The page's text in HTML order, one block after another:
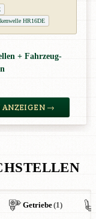
HR16DE
+ Fahrzeug-
ANZEIGEN →
Getriebe(1)